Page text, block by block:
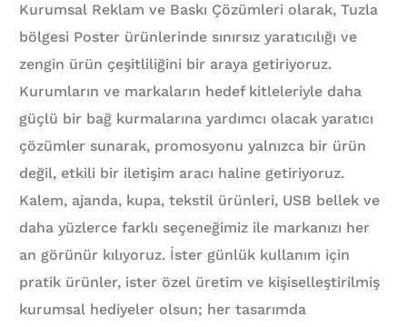
Kurumsal Reklam ve Baskı Çözümleri olarak, Tuzla
bölgesi Poster ürünlerinde sınırsız yaratıcılığı ve
zengin ürün çeşitliliğini bir araya getiriyoruz.
Kurumların ve markaların hedef kitleleriyle daha
güçlü bir bağ kurmalarına yardımcı olacak yaratıcı
çözümler sunarak, promosyonu yalnızca bir ürün
değil, etkili bir iletişim aracı haline getiriyoruz.
Kalem, ajanda, kupa, tekstil ürünleri, USB bellek ve
daha yüzlerce farklı seçeneğimiz ile markanızı her
an görünür kılıyoruz. İster günlük kullanım için
pratik ürünler, ister özel üretim ve kişiselleştirilmiş
kurumsal hediyeler olsun; her tasarımda